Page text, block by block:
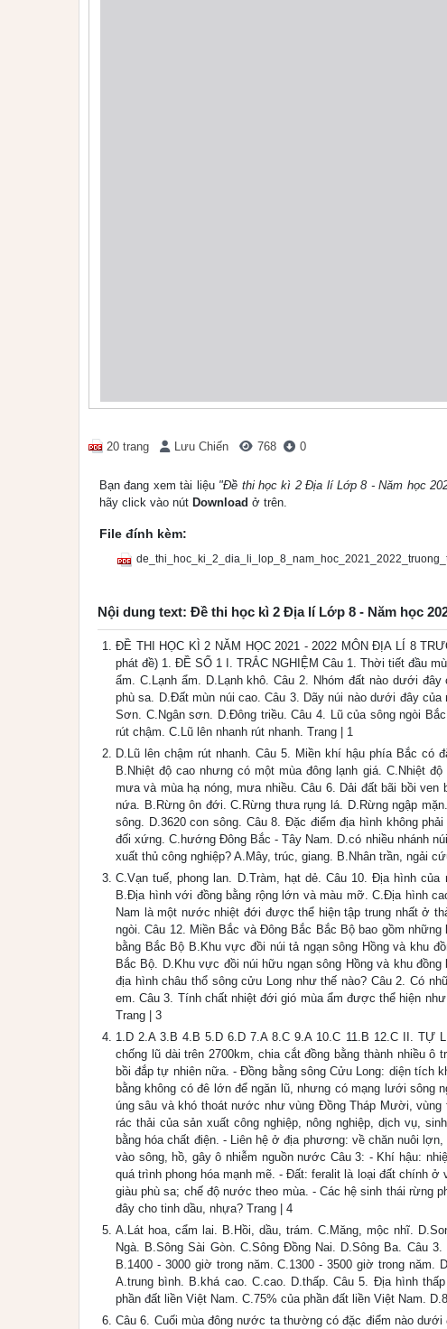
20 trang Lưu Chiến 768 0
Bạn đang xem tài liệu "Đề thi học kì 2 Địa lí Lớp 8 - Năm học
hãy click vào nút Download ở trên.
File đính kèm:
Nội dung text: Đề thi học kì 2 Địa lí Lớp 8 - Năm học
ĐỀ THI HỌC KÌ 2 NĂM HỌC 2021 - 2022 MÔN ĐỊA LÍ 8
phát đề) 1. ĐỀ SỐ 1 I. TRẮC NGHIỆM Câu 1. Thời tiết đầu
ẩm. C.Lạnh ẩm. D.Lạnh khô. Câu 2. Nhóm đất nào dưới
phù sa. D.Đất mùn núi cao. Câu 3. Dãy núi nào dưới đây
Sơn. C.Ngân sơn. D.Đông triều. Câu 4. Lũ của sông ngòi
rút chậm. C.Lũ lên nhanh rút nhanh. Trang | 1
D.Lũ lên chậm rút nhanh. Câu 5. Miền khí hậu phía Bắc có
B.Nhiệt độ cao nhưng có một mùa đông lạnh giá. C.Nhiệt
mưa và mùa hạ nóng, mưa nhiều. Câu 6. Dải đất bãi bồi
nứa. B.Rừng ôn đới. C.Rừng thưa rụng lá. D.Rừng ngập
sông. D.3620 con sông. Câu 8. Đặc điểm địa hình không
đối xứng. C.hướng Đông Bắc - Tây Nam. D.có nhiều nhánh
xuất thủ công nghiệp? A.Mây, trúc, giang. B.Nhân trần, ngải
C.Vạn tuế, phong lan. D.Tràm, hạt dẻ. Câu 10. Địa hình
B.Địa hình với đồng bằng rộng lớn và màu mỡ. C.Địa hình
Nam là một nước nhiệt đới được thể hiện tập trung nhất ở
ngòi. Câu 12. Miền Bắc và Đông Bắc Bắc Bộ bao gồm
bằng Bắc Bộ B.Khu vực đồi núi tả ngạn sông Hồng và khu
Bắc Bộ. D.Khu vực đồi núi hữu ngạn sông Hồng và khu
địa hình châu thổ sông cửu Long như thế nào? Câu 2. Có
em. Câu 3. Tính chất nhiệt đới gió mùa ẩm được thể hiện
Trang | 3
1.D 2.A 3.B 4.B 5.D 6.D 7.A 8.C 9.A 10.C 11.B 12.C II. TỰ
chống lũ dài trên 2700km, chia cắt đồng bằng thành nhiều
bồi đắp tự nhiên nữa. - Đồng bằng sông Cửu Long: diện tích
bằng không có đê lớn để ngăn lũ, nhưng có mạng lưới sông
úng sâu và khó thoát nước như vùng Đồng Tháp Mười,
rác thải của sản xuất công nghiệp, nông nghiệp, dịch vụ,
bằng hóa chất điện. - Liên hệ ở địa phương: về chăn nuôi
vào sông, hồ, gây ô nhiễm nguồn nước Câu 3: - Khí hậu:
quá trình phong hóa mạnh mẽ. - Đất: feralit là loại đất chính
giàu phù sa; chế độ nước theo mùa. - Các hệ sinh thái rừng
đây cho tinh dầu, nhựa? Trang | 4
A.Lát hoa, cẩm lai. B.Hồi, dầu, trám. C.Măng, mộc nhĩ.
Ngà. B.Sông Sài Gòn. C.Sông Đồng Nai. D.Sông Ba. Câu
B.1400 - 3000 giờ trong năm. C.1300 - 3500 giờ trong
A.trung bình. B.khá cao. C.cao. D.thấp. Câu 5. Địa hình
phần đất liền Việt Nam. C.75% của phần đất liền Việt Nam.
Câu 6. Cuối mùa đông nước ta thường có đặc điểm nào